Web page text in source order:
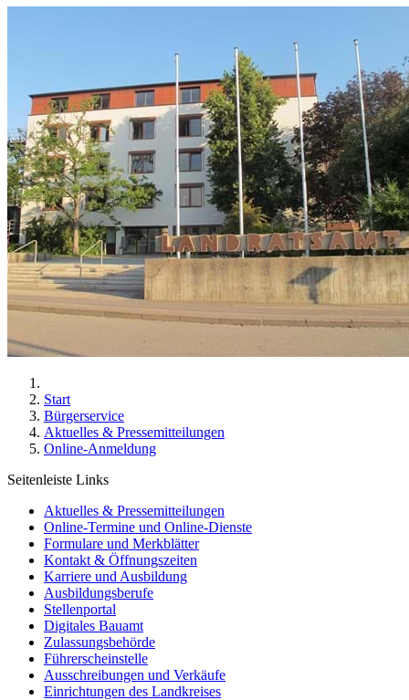
Start
Bürgerservice
Aktuelles & Pressemitteilungen
Online-Anmeldung
Seitenleiste Links
Aktuelles & Pressemitteilungen
Online-Termine und Online-Dienste
Formulare und Merkblätter
Kontakt & Öffnungszeiten
Karriere und Ausbildung
Ausbildungsberufe
Stellenportal
Digitales Bauamt
Zulassungsbehörde
Führerscheinstelle
Ausschreibungen und Verkäufe
Einrichtungen des Landkreises